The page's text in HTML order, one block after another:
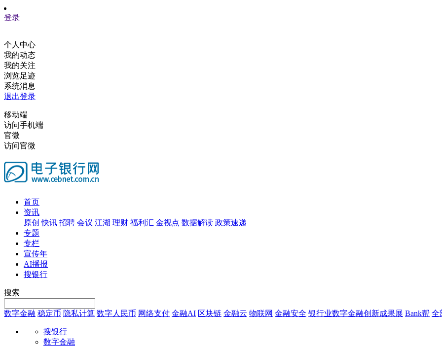
登录
个人中心
我的动态
我的关注
浏览足迹
系统消息
退出登录
移动端
访问手机端
官微
访问官微
首页
资讯
原创 快讯 招聘 会议 江湖 理财 福利汇 金视点 数据解读 政策速递
专题
专栏
宣传年
AI播报
搜银行
搜索
数字金融 稳定币 隐私计算 数字人民币 网络支付 金融AI 区块链 金融云 物联网 金融安全 银行业数字金融创新成果展 Bank帮 全
搜银行
数字金融